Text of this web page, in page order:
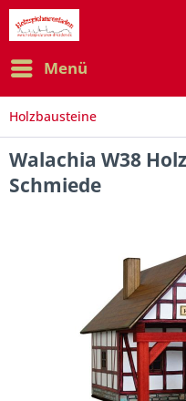
Menü
Holzbausteine
Walachia W38
Schmiede